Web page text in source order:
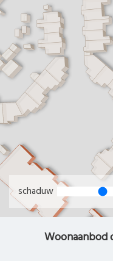
schaduw
Woonaanbod